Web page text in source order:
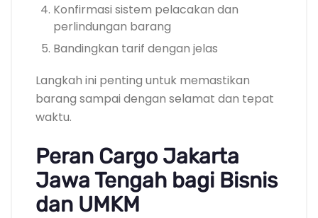
Konfirmasi sistem pelacakan dan
perlindungan barang
Bandingkan tarif dengan jelas
Langkah ini penting untuk memastikan
barang sampai dengan selamat dan tepat
waktu.
Peran Cargo Jakarta
Jawa Tengah bagi Bisnis
dan UMKM